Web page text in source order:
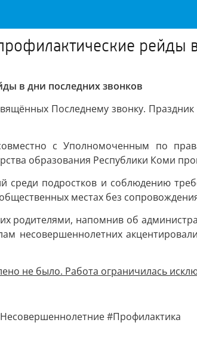
рейды
в дни последних звонков
Последнему звонку.
с Уполномоченным по
образования Республики Коми
подростков и соблюдению
местах без
родителями, напомнив об
несовершеннолетних
не было. Работа ограничилась
#Профилактика